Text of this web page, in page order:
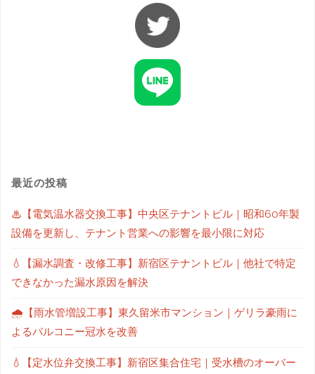
最近の投稿
♨【電気温水器交換工事】中央区テナントビル｜昭和60年製
設備を更新し、テナント営業への影響を最小限に対応
💧【漏水調査・改修工事】新宿区テナントビル｜他社で特定
できなかった漏水原因を解決
🌧【雨水管増設工事】東久留米市マンション｜ゲリラ豪雨に
よるバルコニー冠水を改善
💧【定水位弁交換工事】新宿区集合住宅｜受水槽のオーバー